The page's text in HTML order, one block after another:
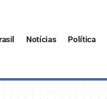
Notícias Política